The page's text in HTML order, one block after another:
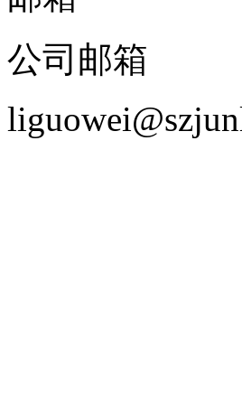
公司邮箱